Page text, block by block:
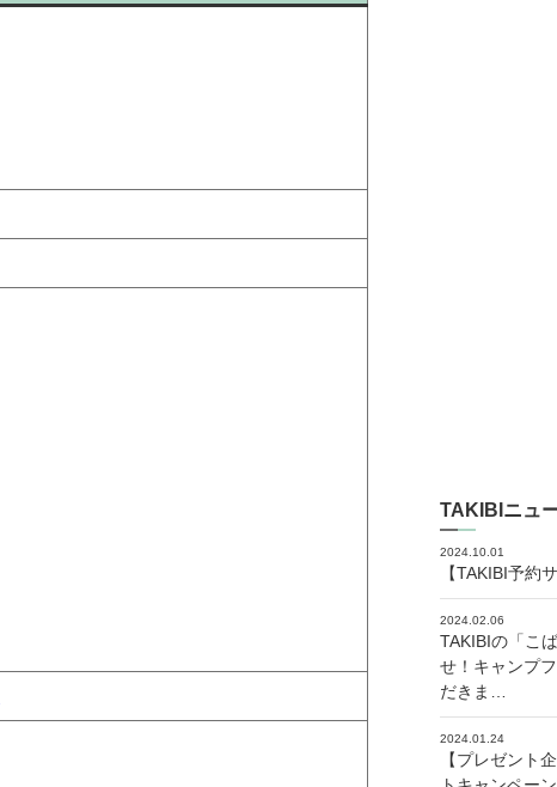
TAKIBIニュ
2024.10.01
【TAKIBI予約
2024.02.06
TAKIBIの「こ
せ！キャンプ
だきま…
2024.01.24
【プレゼント